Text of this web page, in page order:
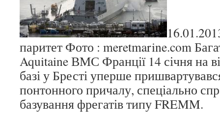
паритет Фото : meretmarine.com
Aquitaine ВМС Франції 14 січня на
базі у Бресті уперше
понтонного причалу, спеціально
базування фрегатів типу FREMM.